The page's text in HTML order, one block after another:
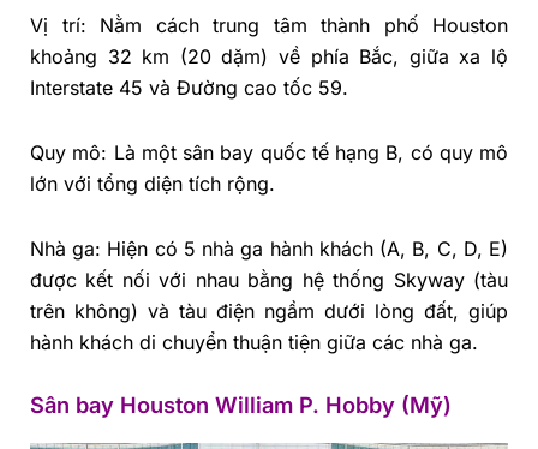
Vị trí: Nằm cách trung tâm thành phố Houston
khoảng 32 km (20 dặm) về phía Bắc, giữa xa lộ
Interstate 45 và Đường cao tốc 59.
Quy mô: Là một sân bay quốc tế hạng B, có quy mô
lớn với tổng diện tích rộng.
Nhà ga: Hiện có 5 nhà ga hành khách (A, B, C, D, E)
được kết nối với nhau bằng hệ thống Skyway (tàu
trên không) và tàu điện ngầm dưới lòng đất, giúp
hành khách di chuyển thuận tiện giữa các nhà ga.
Sân bay Houston William P. Hobby (Mỹ)